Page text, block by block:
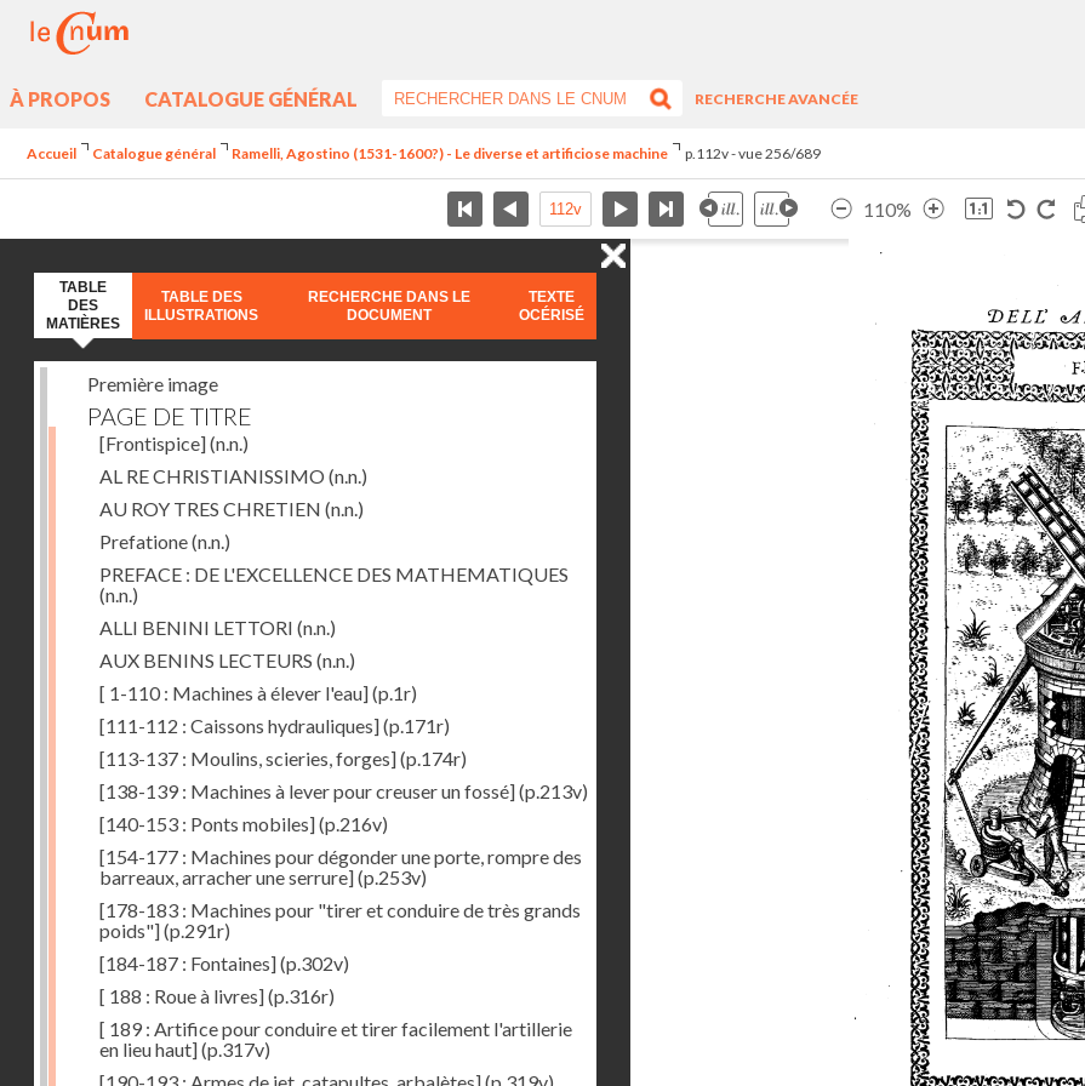
À PROPOS CATALOGUE GÉNÉRAL
RECHERCHE AVANCÉE
Accueil Catalogue général Ramelli, Agostino (1531-1600?) - Le diverse et artificiose machine p.112v - vue 256/689
110%
TABLE
DES
MATIÈRES
TABLE DES
ILLUSTRATIONS
RECHERCHE DANS LE
DOCUMENT
TEXTE
OCÉRISÉ
Première image
PAGE DE TITRE
[Frontispice](n.n.)
AL RE CHRISTIANISSIMO (n.n.)
AU ROY TRES CHRETIEN (n.n.)
Prefatione(n.n.)
PREFACE : DE L'EXCELLENCE DES MATHEMATIQUES
(n.n.)
ALLI BENINI LETTORI (n.n.)
AUX BENINS LECTEURS (n.n.)
[ 1-110 : Machines à élever l'eau](p.1r)
[111-112 : Caissons hydrauliques](p.171r)
[113-137 : Moulins, scieries, forges](p.174r)
[138-139 : Machines à lever pour creuser un fossé](p.213v)
[140-153 : Ponts mobiles](p.216v)
[154-177 : Machines pour dégonder une porte, rompre des
barreaux, arracher une serrure](p.253v)
[178-183 : Machines pour "tirer et conduire de très grands
poids"](p.291r)
[184-187 : Fontaines](p.302v)
[ 188 : Roue à livres](p.316r)
[ 189 : Artifice pour conduire et tirer facilement l'artillerie
en lieu haut](p.317v)